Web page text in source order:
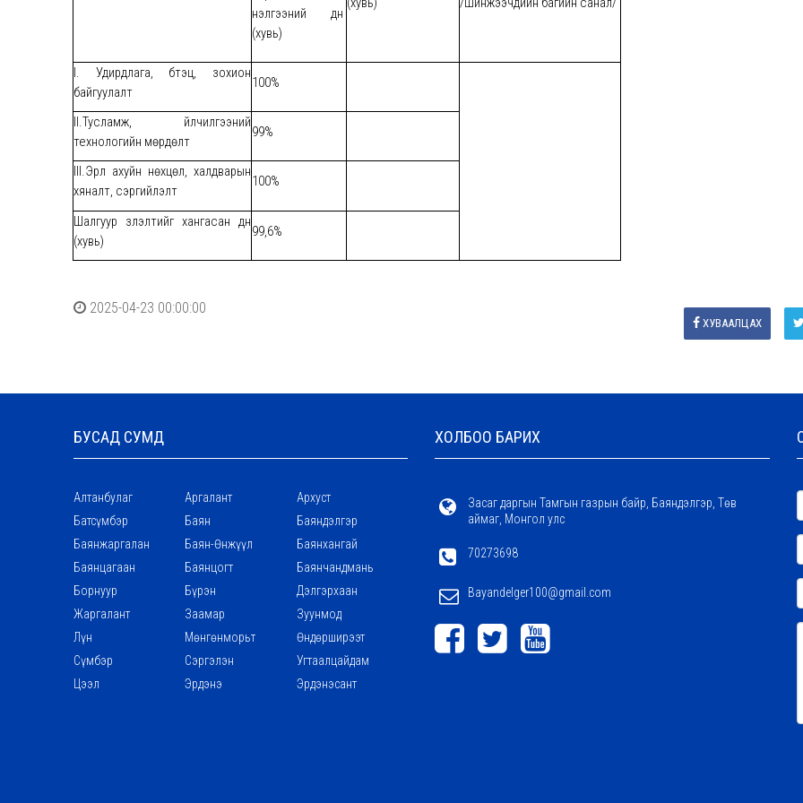
үнэлгээний дүн
(хувь)
I. Удирдлага, бүтэц, зохион
байгуулалт
100%
II.Тусламж, үйлчилгээний
технологийн мөрдөлт
99%
III.Эрүүл ахуйн нөхцөл, халдварын
хяналт, сэргийлэлт
100%
Шалгуур үзүүлэлтийг хангасан дүн
(хувь)
99,6%
2025-04-23 00:00:00
ХУВААЛЦАХ
БУСАД СУМД
Алтанбулаг Аргалант
Архуст
Батсүмбэр
Баян
Баяндэлгэр
Баянжаргалан
Баян-Өнжүүл
Баянхангай
Баянцагаан
Баянцогт
Баянчандмань
Борнуур
Бүрэн
Дэлгэрхаан
Жаргалант
Заамар
Зуунмод
Лүн
Мөнгөнморьт
Өндөрширээт
Сүмбэр
Сэргэлэн
Угтаалцайдам
Цээл
Эрдэнэ Эрдэнэсант
ХОЛБОО БАРИХ
Засаг даргын Тамгын газрын байр, Баяндэлгэр, Төв
аймаг, Монгол улс
70273698
Bayandelger100@gmail.com